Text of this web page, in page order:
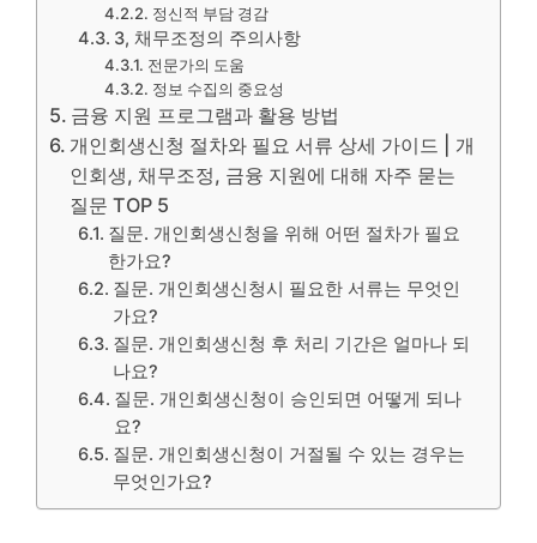
정신적 부담 경감
3, 채무조정의 주의사항
전문가의 도움
정보 수집의 중요성
금융 지원 프로그램과 활용 방법
개인회생신청 절차와 필요 서류 상세 가이드 | 개
인회생, 채무조정, 금융 지원에 대해 자주 묻는
질문 TOP 5
질문. 개인회생신청을 위해 어떤 절차가 필요
한가요?
질문. 개인회생신청시 필요한 서류는 무엇인
가요?
질문. 개인회생신청 후 처리 기간은 얼마나 되
나요?
질문. 개인회생신청이 승인되면 어떻게 되나
요?
질문. 개인회생신청이 거절될 수 있는 경우는
무엇인가요?